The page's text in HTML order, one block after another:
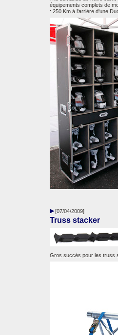
équipements complets de
: 250 Km à l'arrière d'une
[07/04/2009]
Truss stacker
Gros succès pour les truss